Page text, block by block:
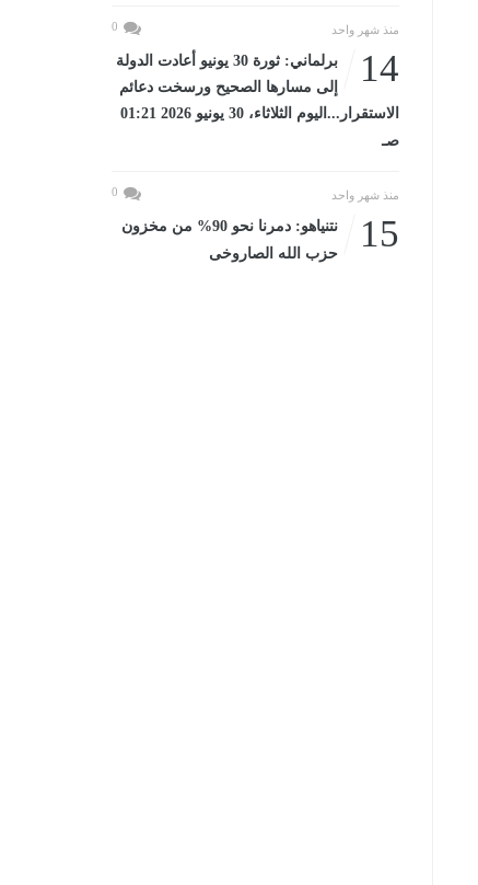
منذ شهر واحد 0
14
برلماني: ثورة 30 يونيو أعادت الدولة
إلى مسارها الصحيح ورسخت دعائم
الاستقرار...اليوم الثلاثاء، 30 يونيو 2026 01:21
صـ
منذ شهر واحد 0
15
نتنياهو: دمرنا نحو 90% من مخزون
حزب الله الصاروخى